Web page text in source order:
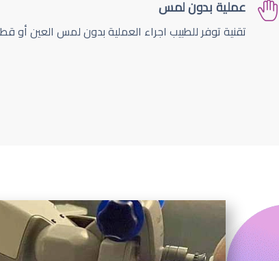
عملية بدون لمس
تقنية توفر للطبيب اجراء العملية بدون لمس العين أو